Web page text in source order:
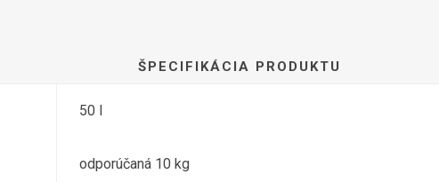
ŠPECIFIKÁCIA PRODUKTU
50 l
odporúčaná 10 kg